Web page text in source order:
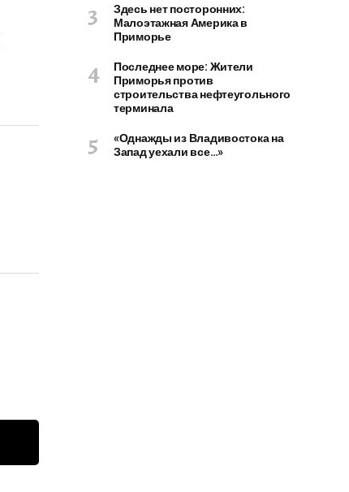
Здесь нет посторонних:
Малоэтажная Америка в
Приморье
Последнее море: Жители
Приморья против
строительства нефтеугольного
терминала
«Однажды из Владивостока на
Запад уехали все…»